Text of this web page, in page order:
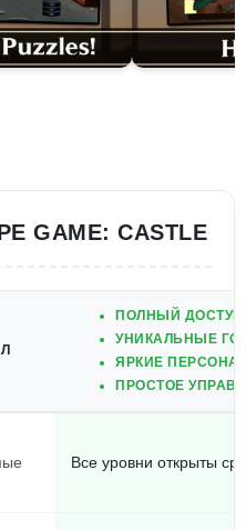
GAME: CASTLE
ПОЛНЫЙ
УНИКАЛЬНЫЕ
ЯРКИЕ
ПРОСТОЕ
Все уровни открыты